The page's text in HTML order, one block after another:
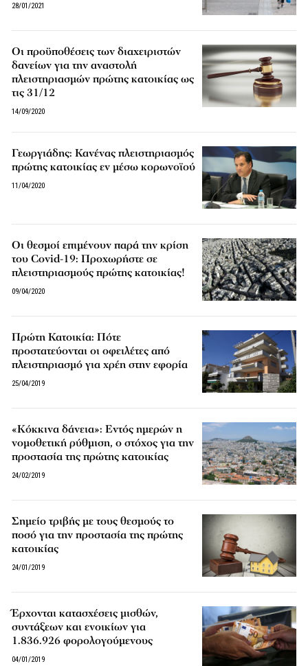
28/01/2021
Οι προϋποθέσεις των διαχειριστών
δανείων για την αναστολή
πλειστηριασμών πρώτης κατοικίας ως
τις 31/12
14/09/2020
Γεωργιάδης: Κανένας πλειστηριασμός
πρώτης κατοικίας εν μέσω κορωνοϊού
11/04/2020
Οι θεσμοί επιμένουν παρά την κρίση
του Covid-19: Προχωρήστε σε
πλειστηριασμούς πρώτης κατοικίας!
09/04/2020
Πρώτη Κατοικία: Πότε
προστατεύονται οι οφειλέτες από
πλειστηριασμό για χρέη στην εφορία
25/04/2019
«Κόκκινα δάνεια»: Εντός ημερών η
νομοθετική ρύθμιση, o στόχος για την
προστασία της πρώτης κατοικίας
24/02/2019
Σημείο τριβής με τους θεσμούς το
ποσό για την προστασία της πρώτης
κατοικίας
24/01/2019
Έρχονται κατασχέσεις μισθών,
συντάξεων και ενοικίων για
1.836.926 φορολογούμενους
04/01/2019